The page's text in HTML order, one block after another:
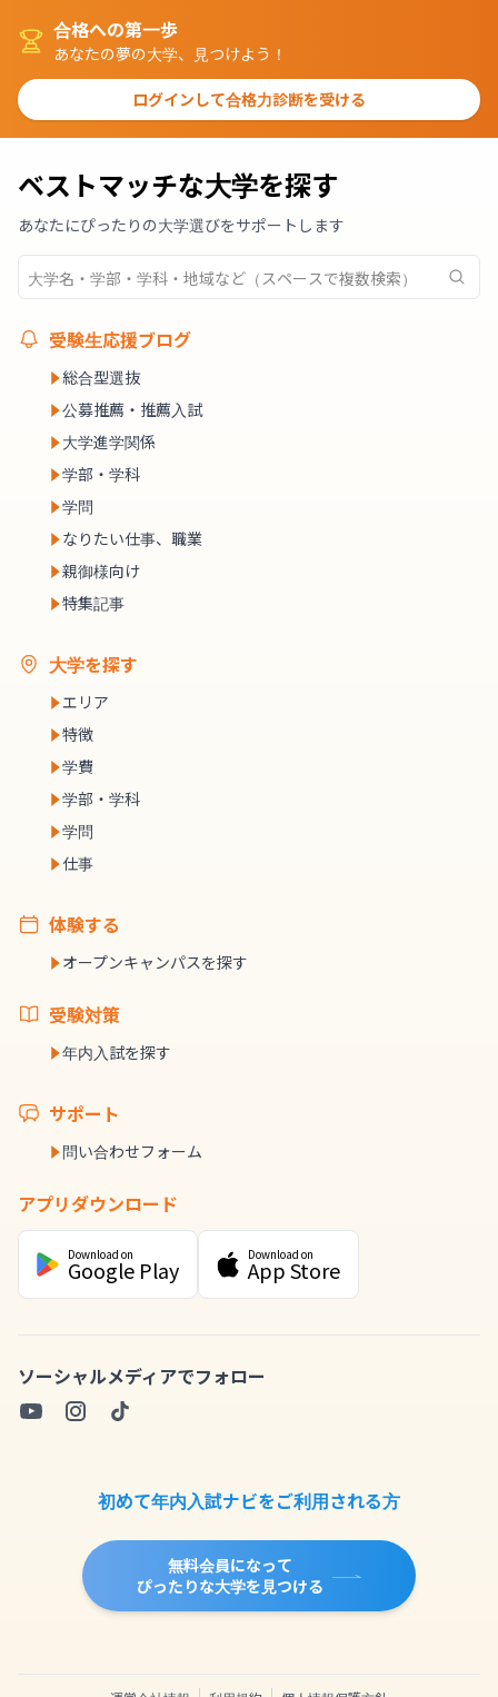
合格への第一歩
あなたの夢の大学、見つけよう！
ログインして合格力診断を受ける
ベストマッチな大学を探す
あなたにぴったりの大学選びをサポートします
受験生応援ブログ
総合型選抜
公募推薦・推薦入試
大学進学関係
学部・学科
学問
なりたい仕事、職業
親御様向け
特集記事
大学を探す
エリア
特徴
学費
学部・学科
学問
仕事
体験する
オープンキャンパスを探す
受験対策
年内入試を探す
サポート
問い合わせフォーム
アプリダウンロード
Download on
Google Play
Download on
App Store
ソーシャルメディアでフォロー
初めて年内入試ナビをご利用される方
無料会員になって
ぴったりな大学を見つける